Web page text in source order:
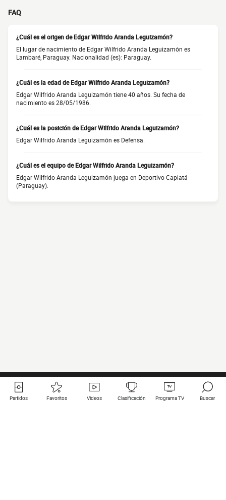
FAQ
¿Cuál es el origen de Edgar Wilfrido Aranda Leguizamón?
El lugar de nacimiento de Edgar Wilfrido Aranda Leguizamón es
Lambaré, Paraguay. Nacionalidad (es): Paraguay.
¿Cuál es la edad de Edgar Wilfrido Aranda Leguizamón?
Edgar Wilfrido Aranda Leguizamón tiene 40 años. Su fecha de
nacimiento es 28/05/1986.
¿Cuál es la posición de Edgar Wilfrido Aranda Leguizamón?
Edgar Wilfrido Aranda Leguizamón es Defensa.
¿Cuál es el equipo de Edgar Wilfrido Aranda Leguizamón?
Edgar Wilfrido Aranda Leguizamón juega en Deportivo Capiatá
(Paraguay).
Partidos Favoritos Videos Clasificación Programa TV Buscar